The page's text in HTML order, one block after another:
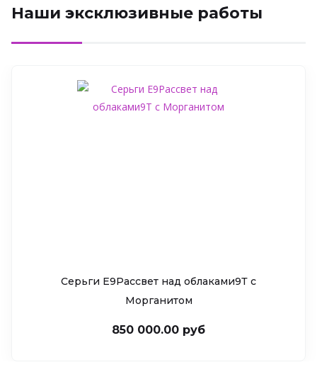
Наши эксклюзивные работы
Серьги Е9Рассвет над облаками9Т c
Морганитом
850 000.00 руб